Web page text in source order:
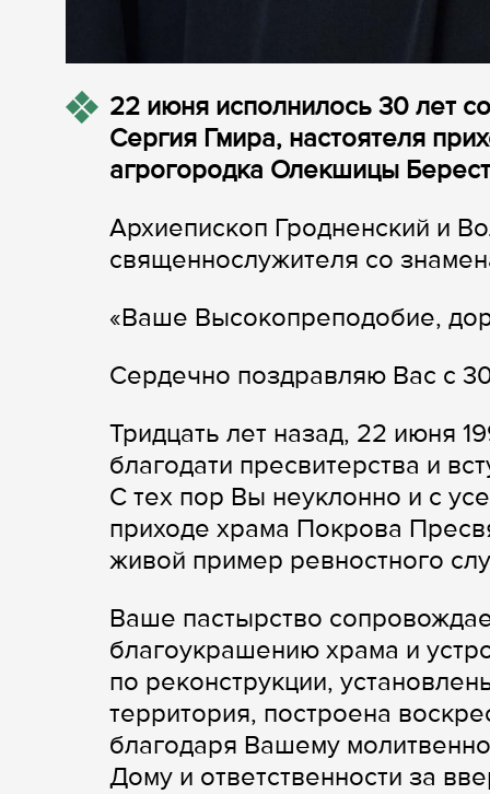
22 июня исполнилось 30 лет
Сергия Гмира, настоятеля
агрогородка Олекшицы
Архиепископ Гродненский и
священнослужителя со
«Ваше Высокопреподобие,
Сердечно поздравляю Вас с
Тридцать лет назад, 22 июня
благодати пресвитерства и
С тех пор Вы неуклонно и с
приходе храма Покрова
живой пример ревностного
Ваше пастырство
благоукрашению храма и
по реконструкции,
территория, построена
благодаря Вашему
Дому и ответственности за